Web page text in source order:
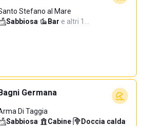
Stefano al Mare
Sabbiosa· Bar·e altri 1…
Germana
Di Taggia
Sabbiosa· Cabine· Doccia calda·